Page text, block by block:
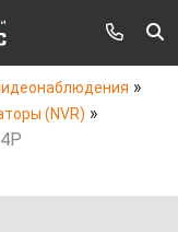
»
(NVR) »